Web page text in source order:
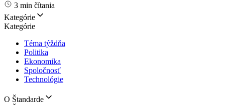
3 min čítania
Kategórie
Kategórie
Téma týždňa
Politika
Ekonomika
Spoločnosť
Technológie
O Štandarde